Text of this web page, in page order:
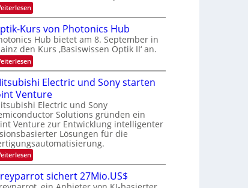
r
b
i
t
u
n
g
s
-
T
r
e
n
d
s
s
W
a
c
h
s
t
u
m
i
m
e
r
s
t
e
n
H
a
b
j
r
a
u
s
-
S
e
m
i
n
a
r
:
K
-
E
i
n
s
a
t
z
n
i
m
m
t
i
n
d
e
r
D
Kurs von Photonics Hub
Hub bietet am 8. September in
den Kurs ‚Basiswissen Optik II‘ an.
:
O
p
t
i
k
-
K
u
r
s
v
o
P
Electric und Sony starten
Venture
Electric und Sony
Solutions gründen ein
Venture zur Entwicklung intelligenter
Lösungen für die
:
M
t
sichert 27Mio.US$